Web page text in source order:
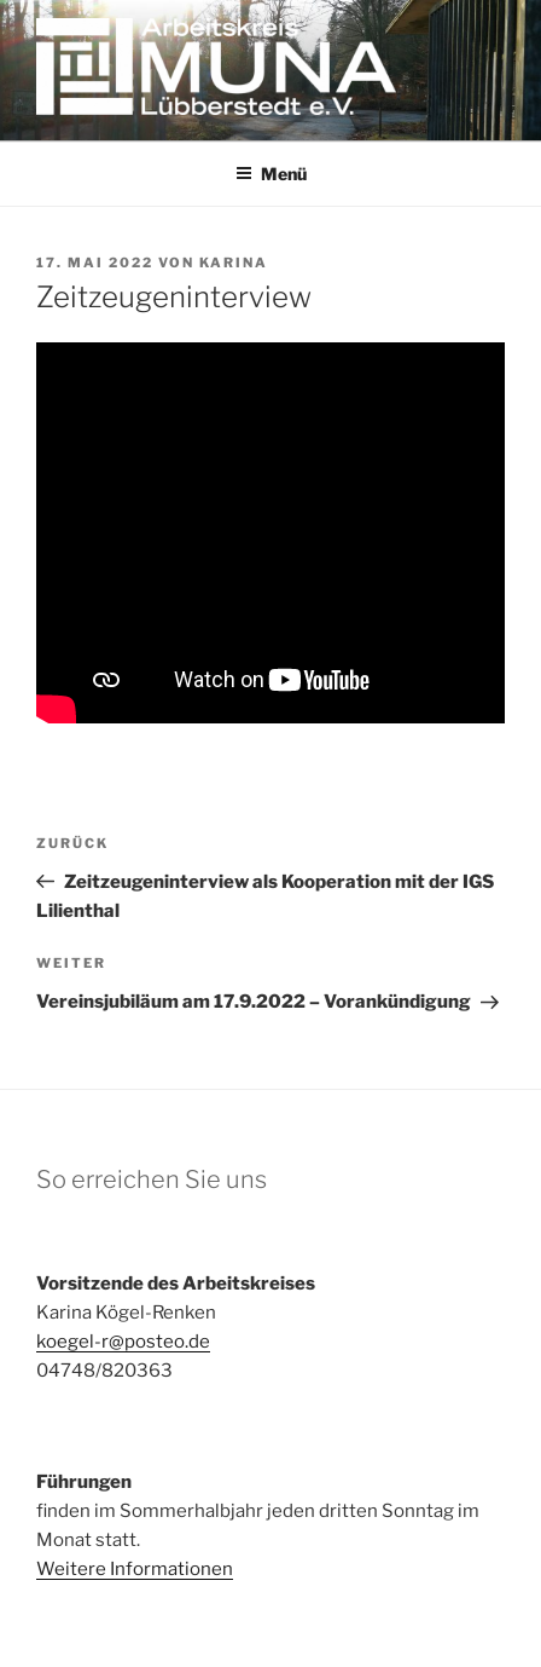
Zum
Inhalt
springen
Erinnern gegen das Vergessen
Menü
VERÖFFENTLICHT
AM
17. MAI 2022 VON KARINA
Zeitzeugeninterview
Beitragsnavigation
Vorheriger
Beitrag
ZURÜCK
Zeitzeugeninterview als Kooperation mit der IGS
Lilienthal
Nächster
Beitrag
WEITER
Vereinsjubiläum am 17.9.2022 – Vorankündigung
So erreichen Sie uns
Vorsitzende des Arbeitskreises
Karina Kögel-Renken
koegel-r@posteo.de
04748/820363
Führungen
finden im Sommerhalbjahr jeden dritten Sonntag im
Monat statt.
Weitere Informationen